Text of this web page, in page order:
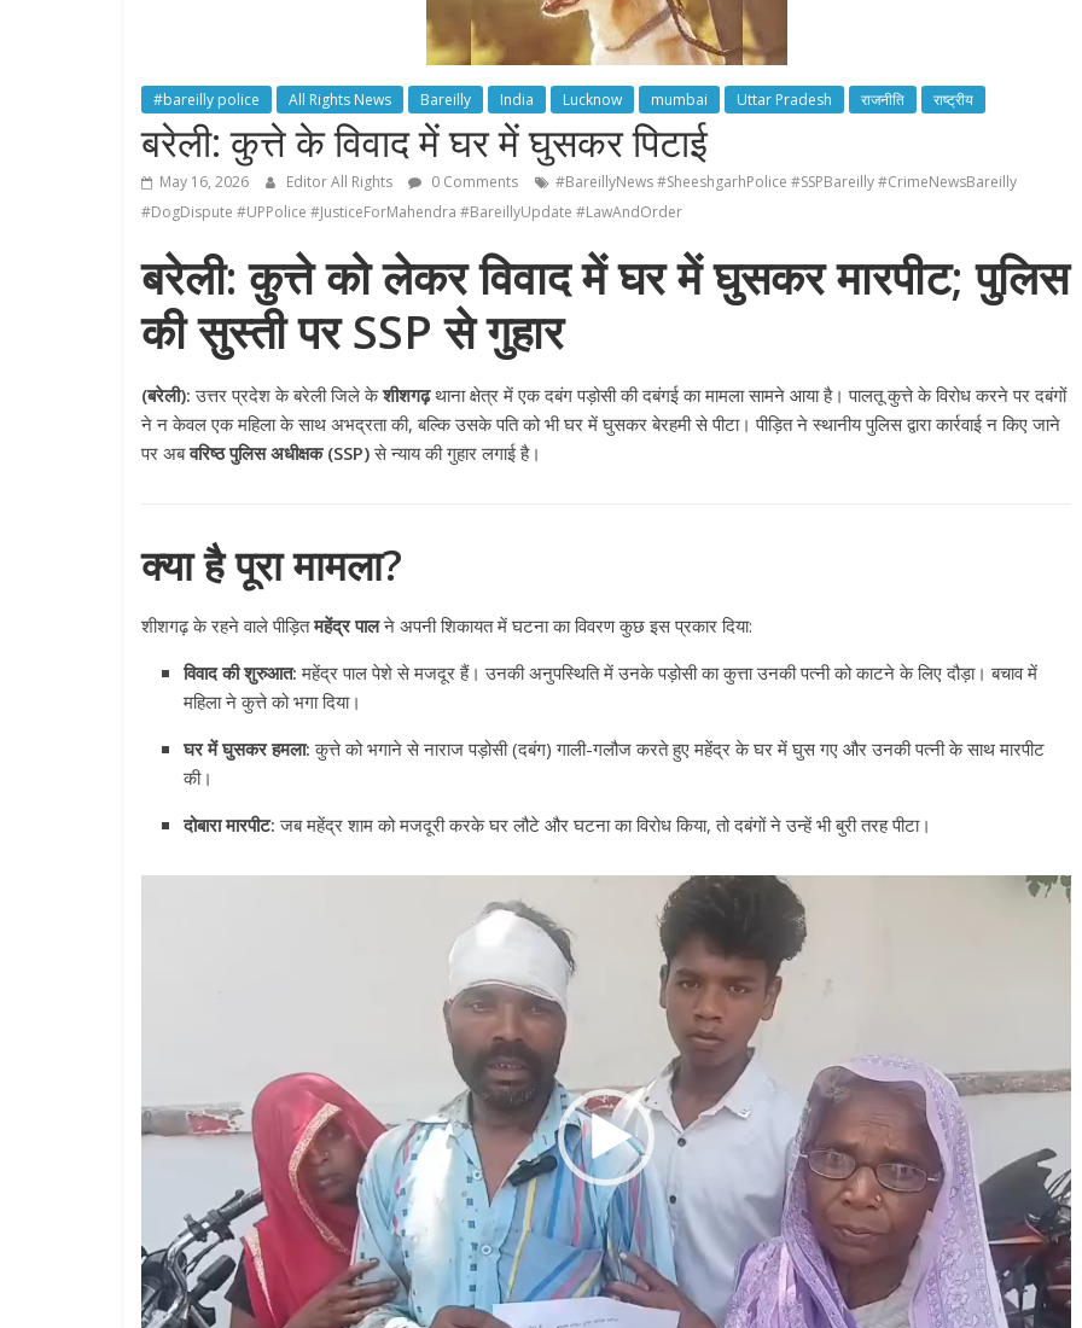
#bareilly police All Rights News Bareilly India Lucknow mumbai Uttar Pradesh राजनीति राष्ट्रीय
बरेली: कुत्ते के विवाद में घर में घुसकर पिटाई
May 16, 2026 Editor All Rights 0 Comments
#BareillyNews #SheeshgarhPolice #SSPBareilly #CrimeNewsBareilly
#DogDispute #UPPolice #JusticeForMahendra #BareillyUpdate #LawAndOrder
बरेली: कुत्ते को लेकर विवाद में घर में घुसकर मारपीट; पुलिस
की सुस्ती पर SSP से गुहार
(बरेली): उत्तर प्रदेश के बरेली जिले केशीशगढ़थाना क्षेत्र में एक दबंग पड़ोसी की दबंगई का मामला सामने आया है। पालतू कुत्ते के विरोध करने पर दबंगों
ने न केवल एक महिला के साथ अभद्रता की, बल्कि उसके पति को भी घर में घुसकर बेरहमी से पीटा। पीड़ित ने स्थानीय पुलिस द्वारा कार्रवाई न किए जाने
पर अबवरिष्ठ पुलिस अधीक्षक (SSP)से न्याय की गुहार लगाई है।
क्या है पूरा मामला?
शीशगढ़ के रहने वाले पीड़ितमहेंद्र पालने अपनी शिकायत में घटना का विवरण कुछ इस प्रकार दिया:
विवाद की शुरुआत: महेंद्र पाल पेशे से मजदूर हैं। उनकी अनुपस्थिति में उनके पड़ोसी का कुत्ता उनकी पत्नी को काटने के लिए दौड़ा। बचाव में
महिला ने कुत्ते को भगा दिया।
घर में घुसकर हमला: कुत्ते को भगाने से नाराज पड़ोसी (दबंग) गाली-गलौज करते हुए महेंद्र के घर में घुस गए और उनकी पत्नी के साथ मारपीट
की।
दोबारा मारपीट: जब महेंद्र शाम को मजदूरी करके घर लौटे और घटना का विरोध किया, तो दबंगों ने उन्हें भी बुरी तरह पीटा।